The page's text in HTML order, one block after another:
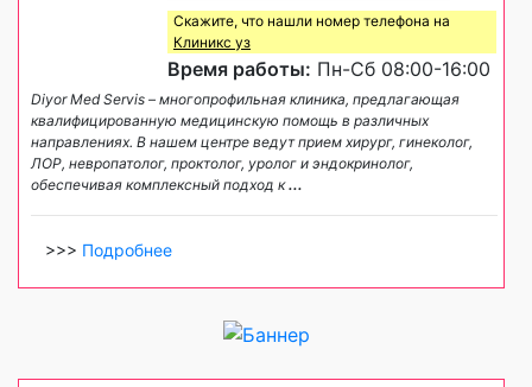
Скажите, что нашли номер телефона на
Клиникс уз
Время работы: Пн-Сб 08:00-16:00
Diyor Med Servis – многопрофильная клиника, предлагающая
квалифицированную медицинскую помощь в различных
направлениях. В нашем центре ведут прием хирург, гинеколог,
ЛОР, невропатолог, проктолог, уролог и эндокринолог,
обеспечивая комплексный подход к...
>>> Подробнее